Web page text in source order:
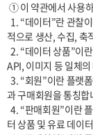
적으로 생산, 수집, 축
  2. “데이터 상품”이란 판매회원과 구매회원 사이의 거래에 제공되는 데이터,
API, 이미지 등 일체
  3. “회원”이란 플랫폼에 가입하여 플랫폼 서비스를 이용하는 자로 판매회원
과 구매회원을 통칭합
  4. “판매회원”이란 플랫폼에 가입한 후 데이터 판매자로 등록하여 무료 데이
터 상품 및 유료 데이